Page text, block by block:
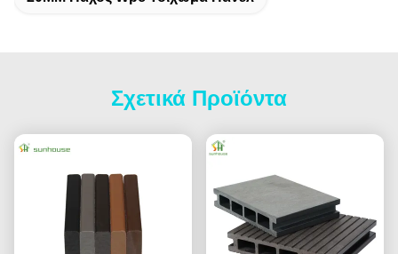
Σχετικά Προϊόντα